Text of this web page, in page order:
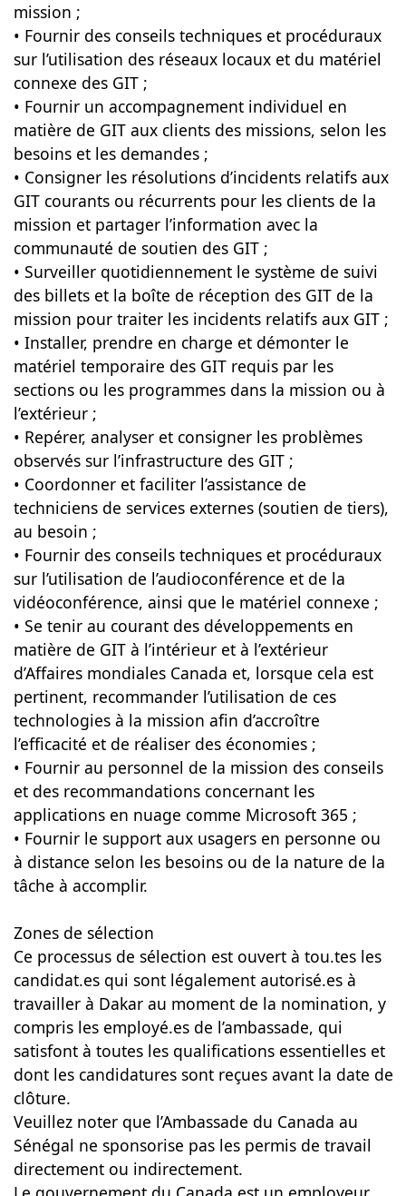
mission ;
• Fournir des conseils techniques et procéduraux
sur l’utilisation des réseaux locaux et du matériel
connexe des GIT ;
• Fournir un accompagnement individuel en
matière de GIT aux clients des missions, selon les
besoins et les demandes ;
• Consigner les résolutions d’incidents relatifs aux
GIT courants ou récurrents pour les clients de la
mission et partager l’information avec la
communauté de soutien des GIT ;
• Surveiller quotidiennement le système de suivi
des billets et la boîte de réception des GIT de la
mission pour traiter les incidents relatifs aux GIT ;
• Installer, prendre en charge et démonter le
matériel temporaire des GIT requis par les
sections ou les programmes dans la mission ou à
l’extérieur ;
• Repérer, analyser et consigner les problèmes
observés sur l’infrastructure des GIT ;
• Coordonner et faciliter l’assistance de
techniciens de services externes (soutien de tiers),
au besoin ;
• Fournir des conseils techniques et procéduraux
sur l’utilisation de l’audioconférence et de la
vidéoconférence, ainsi que le matériel connexe ;
• Se tenir au courant des développements en
matière de GIT à l’intérieur et à l’extérieur
d’Affaires mondiales Canada et, lorsque cela est
pertinent, recommander l’utilisation de ces
technologies à la mission afin d’accroître
l’efficacité et de réaliser des économies ;
• Fournir au personnel de la mission des conseils
et des recommandations concernant les
applications en nuage comme Microsoft 365 ;
• Fournir le support aux usagers en personne ou
à distance selon les besoins ou de la nature de la
tâche à accomplir.
Zones de sélection
Ce processus de sélection est ouvert à tou.tes les
candidat.es qui sont légalement autorisé.es à
travailler à Dakar au moment de la nomination, y
compris les employé.es de l’ambassade, qui
satisfont à toutes les qualifications essentielles et
dont les candidatures sont reçues avant la date de
clôture.
Veuillez noter que l’Ambassade du Canada au
Sénégal ne sponsorise pas les permis de travail
directement ou indirectement.